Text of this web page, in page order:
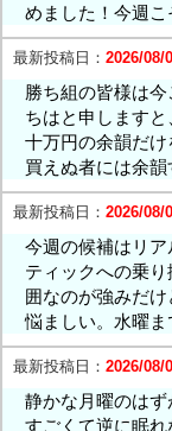
めました！今週こ
最新投稿日： 2026/08/
勝ち組の皆様は
ちはと申します
十万円の余韻だけ
買えぬ者には余
最新投稿日： 2026/08/
今週の候補はリ
ティックへの乗
囲なのが強みだ
悩ましい。水曜ま
最新投稿日： 2026/08/
静かな月曜のは
すごくて逆に眠